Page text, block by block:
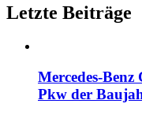
Letzte Beiträge
Mercedes-
Pkw der